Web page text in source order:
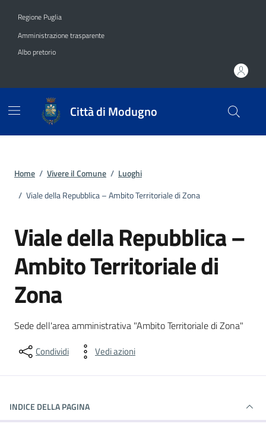
Regione Puglia
Amministrazione trasparente
Albo pretorio
Città di Modugno
Home / Vivere il Comune / Luoghi
/ Viale della Repubblica – Ambito Territoriale di Zona
Viale della Repubblica –
Ambito Territoriale di
Zona
Dettagli del luogo
Sede dell'area amministrativa "Ambito Territoriale di Zona"
Condividi Vedi azioni
INDICE DELLA PAGINA